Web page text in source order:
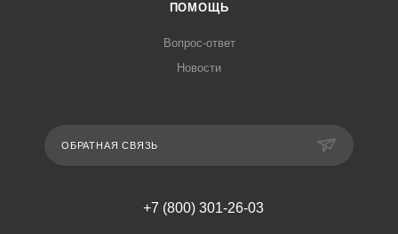
ПОМОЩЬ
Вопрос-ответ
Новости
ОБРАТНАЯ СВЯЗЬ
+7 (800) 301-26-03